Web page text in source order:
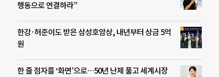
행동으로 연결하라”
한강·허준이도 받은 삼성호암상, 내년부터 상금 5억
원
한 줄 점자를 ‘화면’으로…50년 난제 풀고 세계시장